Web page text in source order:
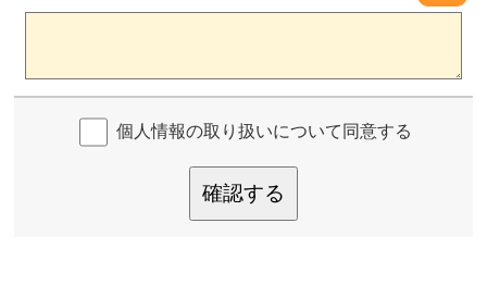
個人情報の取り扱いについて同意する
確認する